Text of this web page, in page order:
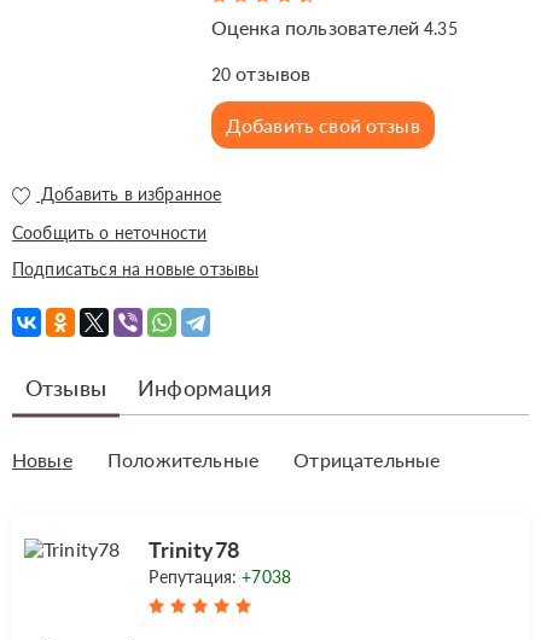
Оценка пользователей4.35
20 отзывов
Добавить свой отзыв
Добавить в избранное
Сообщить о неточности
Подписаться на новые отзывы
Отзывы Информация
Новые Положительные Отрицательные
Trinity78
Репутация:+7038